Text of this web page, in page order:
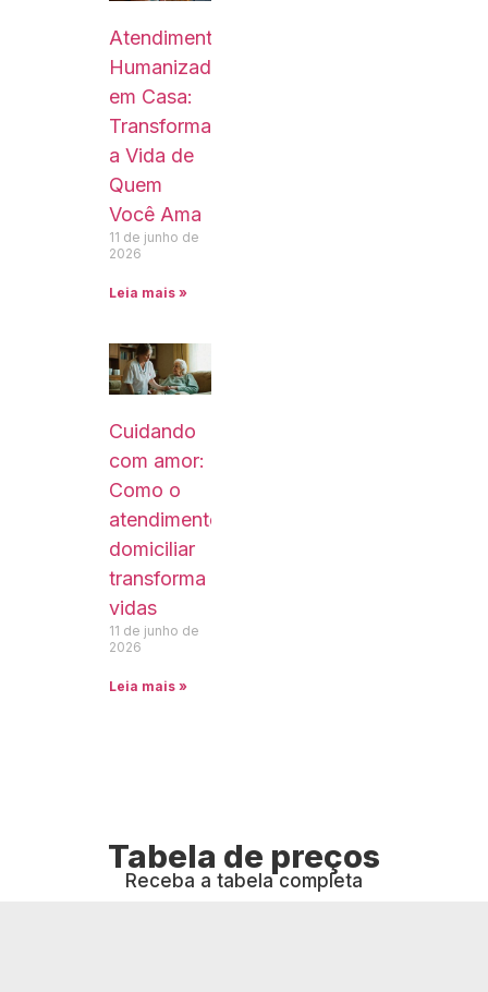
Atendimento
Humanizado
em Casa:
Transformando
a Vida de
Quem
Você Ama
11 de junho de
2026
Leia mais »
Cuidando
com amor:
Como o
atendimento
domiciliar
transforma
vidas
11 de junho de
2026
Leia mais »
Tabela de preços
Receba a tabela completa